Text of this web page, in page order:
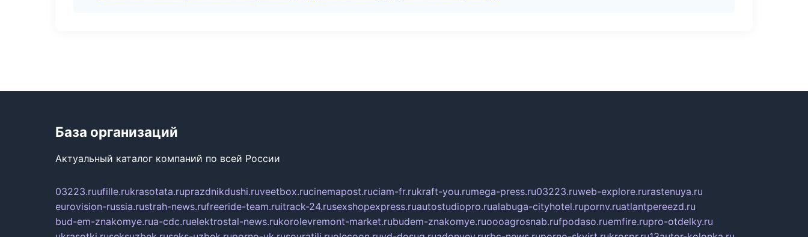
База организаций
Актуальный каталог компаний по всей России
03223.ruufille.rukrasotata.ruprazdnikdushi.ruveetbox.rucinemapost.ruciam-fr.rukraft-you.rumega-press.ru03223.ruweb-explore.rurastenuya.ru
eurovision-russia.rustrah-news.rufreeride-team.ruitrack-24.rusexshopexpress.ruautostudiopro.rualabuga-cityhotel.rupornv.ruatlantpereezd.ru
bud-em-znakomye.rua-cdc.ruelektrostal-news.rukorolevremont-market.rubudem-znakomye.ruoooagrosnab.rufpodaso.ruemfire.rupro-otdelky.ru